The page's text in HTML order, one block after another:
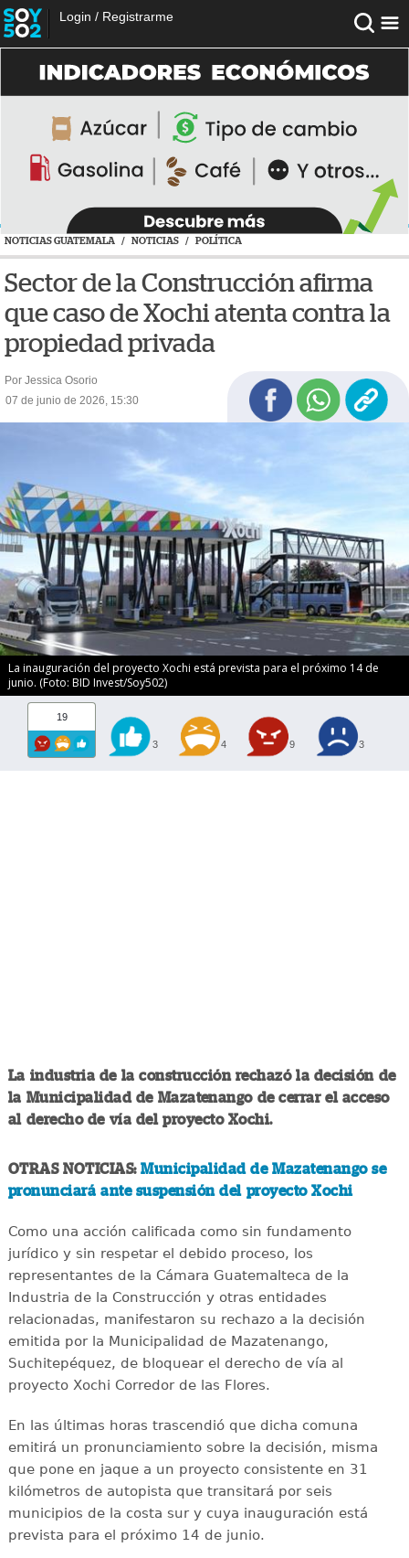
Login / Registrarme
NOTICIAS GUATEMALA / NOTICIAS / POLÍTICA
Sector de la Construcción afirma
que caso de Xochi atenta contra la
propiedad privada
Por Jessica Osorio
07 de junio de 2026, 15:30
La inauguración del proyecto Xochi está prevista para el próximo 14 de
junio. (Foto: BID Invest/Soy502)
19
3 4 9 3
La industria de la construcción rechazó la decisión de
la Municipalidad de Mazatenango de cerrar el acceso
al derecho de vía del proyecto Xochi.
OTRAS NOTICIAS:Municipalidad de Mazatenango se
pronunciará ante suspensión del proyecto Xochi
Como una acción calificada como sin fundamento
jurídico y sin respetar el debido proceso, los
representantes de la Cámara Guatemalteca de la
Industria de la Construcción y otras entidades
relacionadas, manifestaron su rechazo a la decisión
emitida por la Municipalidad de Mazatenango,
Suchitepéquez, de bloquear el derecho de vía al
proyecto Xochi Corredor de las Flores.
En las últimas horas trascendió que dicha comuna
emitirá un pronunciamiento sobre la decisión, misma
que pone en jaque a un proyecto consistente en 31
kilómetros de autopista que transitará por seis
municipios de la costa sur y cuya inauguración está
prevista para el próximo 14 de junio.